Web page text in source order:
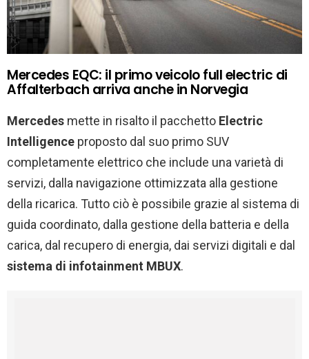
Mercedes EQC: il primo veicolo full electric di
Affalterbach arriva anche in Norvegia
Mercedes mette in risalto il pacchetto Electric
Intelligence proposto dal suo primo SUV
completamente elettrico che include una varietà di
servizi, dalla navigazione ottimizzata alla gestione
della ricarica. Tutto ciò è possibile grazie al sistema di
guida coordinato, dalla gestione della batteria e della
carica, dal recupero di energia, dai servizi digitali e dal
sistema di infotainment MBUX.